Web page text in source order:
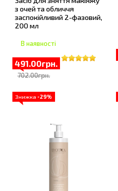
з очей та обличчя
заспокійливий 2-фазовий,
200 мл
В наявності
491.00грн.
702.00грн.
Знижка -29%